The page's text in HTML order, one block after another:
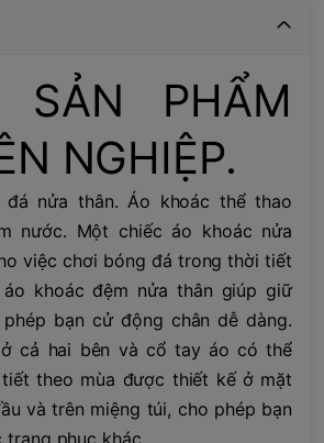
SẢN PHẨM
NGHIỆP.
đá nửa thân. Áo khoác thể thao
nước. Một chiếc áo khoác nửa
việc chơi bóng đá trong thời tiết
khoác đệm nửa thân giúp giữ
bạn cử động chân dễ dàng.
cả hai bên và cổ tay áo có thể
theo mùa được thiết kế ở mặt
và trên miệng túi, cho phép bạn
phục khác.